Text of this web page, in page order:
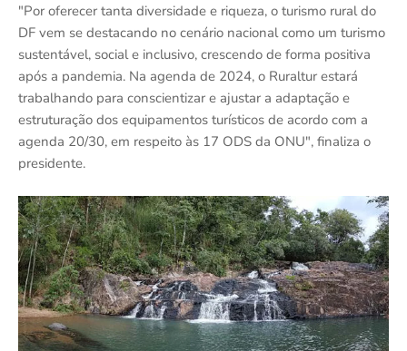
"Por oferecer tanta diversidade e riqueza, o turismo rural do
DF vem se destacando no cenário nacional como um turismo
sustentável, social e inclusivo, crescendo de forma positiva
após a pandemia. Na agenda de 2024, o Ruraltur estará
trabalhando para conscientizar e ajustar a adaptação e
estruturação dos equipamentos turísticos de acordo com a
agenda 20/30, em respeito às 17 ODS da ONU", finaliza o
presidente.